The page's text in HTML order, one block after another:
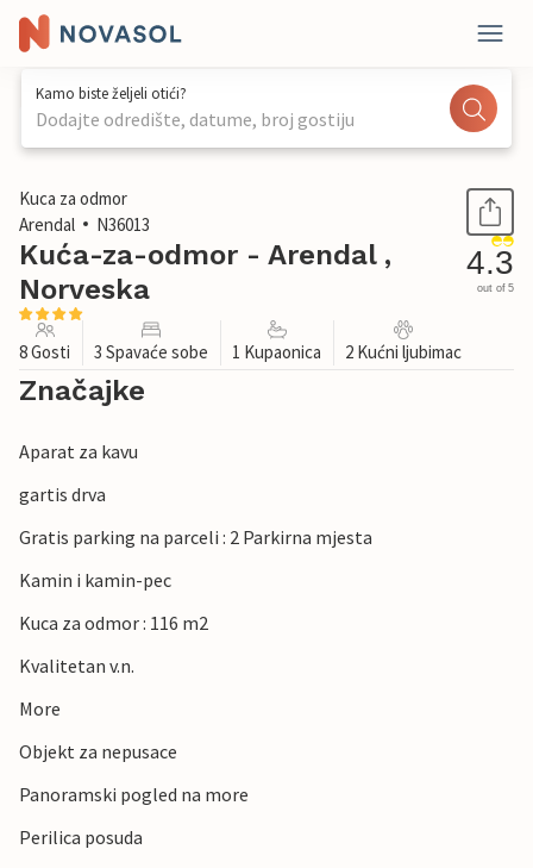
Kamo biste željeli otići?
Dodajte odredište, datume, broj gostiju
1 / 29
Kuca za odmor
Arendal
N36013
Kuća-za-odmor - Arendal ,
Norveska
4.3
out of 5
8 Gosti 3 Spavaće sobe 1 Kupaonica 2 Kućni ljubimac
Značajke
Aparat za kavu
gartis drva
Gratis parking na parceli : 2 Parkirna mjesta
Kamin i kamin-pec
Kuca za odmor : 116 m2
Kvalitetan v.n.
More
Objekt za nepusace
Panoramski pogled na more
Perilica posuda